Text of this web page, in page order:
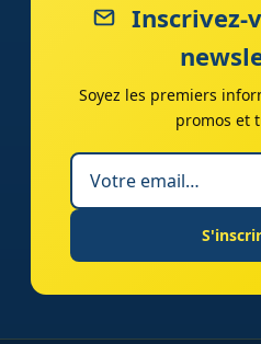
Inscrivez-
Soyez les premiers
promos et